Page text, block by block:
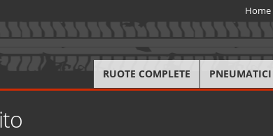
Home
RUOTE COMPLETE PNEUMATICI